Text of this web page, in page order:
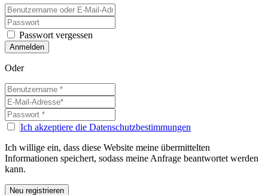
Passwort vergessen
Oder
Ich akzeptiere die Datenschutzbestimmungen
Ich willige ein, dass diese Website meine übermittelten
Informationen speichert, sodass meine Anfrage beantwortet werden
kann.